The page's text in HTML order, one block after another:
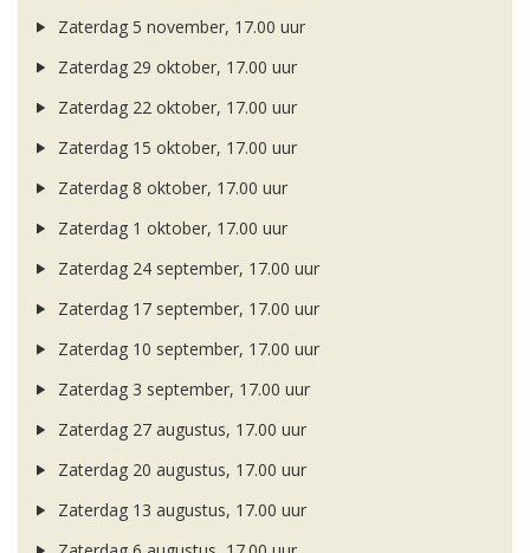
Zaterdag 5 november, 17.00 uur
Zaterdag 29 oktober, 17.00 uur
Zaterdag 22 oktober, 17.00 uur
Zaterdag 15 oktober, 17.00 uur
Zaterdag 8 oktober, 17.00 uur
Zaterdag 1 oktober, 17.00 uur
Zaterdag 24 september, 17.00 uur
Zaterdag 17 september, 17.00 uur
Zaterdag 10 september, 17.00 uur
Zaterdag 3 september, 17.00 uur
Zaterdag 27 augustus, 17.00 uur
Zaterdag 20 augustus, 17.00 uur
Zaterdag 13 augustus, 17.00 uur